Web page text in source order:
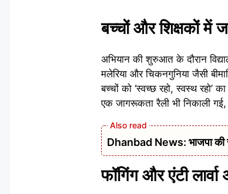
बच्चों और शिक्षकों में
अभियान की शुरुआत के दौरान
मलेरिया और चिकनगुनिया जैसी
बच्चों को ‘स्वच्छ रहो, स्वस्थ
एक जागरूकता रैली भी निकाली गई,
Dhanbad News: भाजपा की
फॉगिंग और एंटी लार्वा